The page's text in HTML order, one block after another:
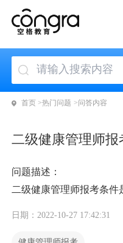
首页 >热门问题 >问答内容
二级健康管理师报
问题描述：
二级健康管理师报考条件
日期：2022-10-27 17:42:31